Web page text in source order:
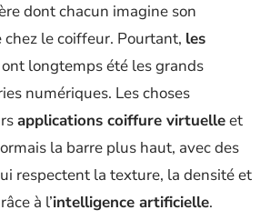
dont chacun imagine son
chez le coiffeur. Pourtant, les
ont longtemps été les grands
numériques. Les choses
applications coiffure virtuelleet
la barre plus haut, avec des
respectent la texture, la densité et
à l’intelligence artificielle.